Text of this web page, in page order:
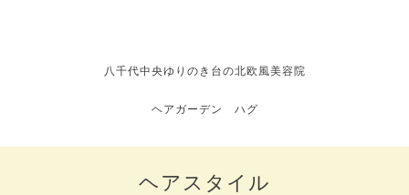
八千代中央ゆりのき台の北欧風美容院
ヘアガーデン ハグ
ヘアスタイル